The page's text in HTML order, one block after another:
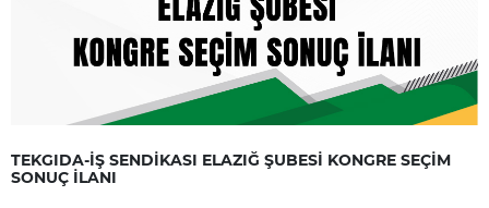
TEKGIDA-İŞ SENDİKASI ELAZIĞ ŞUBESİ KONGRE SEÇİM
SONUÇ İLANI